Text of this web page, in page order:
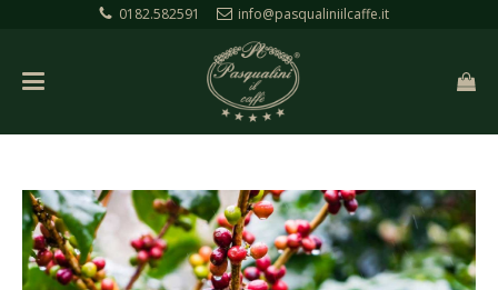
0182.582591 info@pasqualiniilcaffe.it